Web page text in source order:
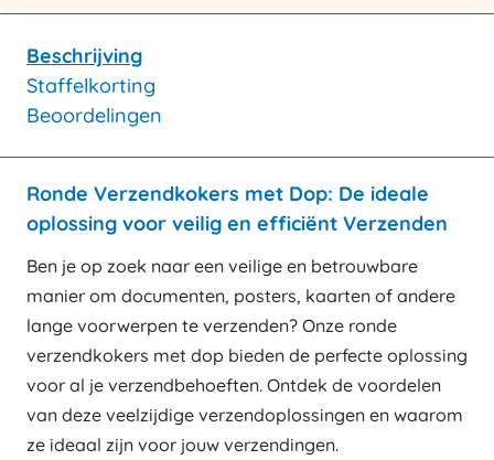
Beschrijving
Staffelkorting
Beoordelingen
Ronde Verzendkokers met Dop: De ideale
oplossing voor veilig en efficiënt Verzenden
Ben je op zoek naar een veilige en betrouwbare
manier om documenten, posters, kaarten of andere
lange voorwerpen te verzenden? Onze ronde
verzendkokers met dop bieden de perfecte oplossing
voor al je verzendbehoeften. Ontdek de voordelen
van deze veelzijdige verzendoplossingen en waarom
ze ideaal zijn voor jouw verzendingen.